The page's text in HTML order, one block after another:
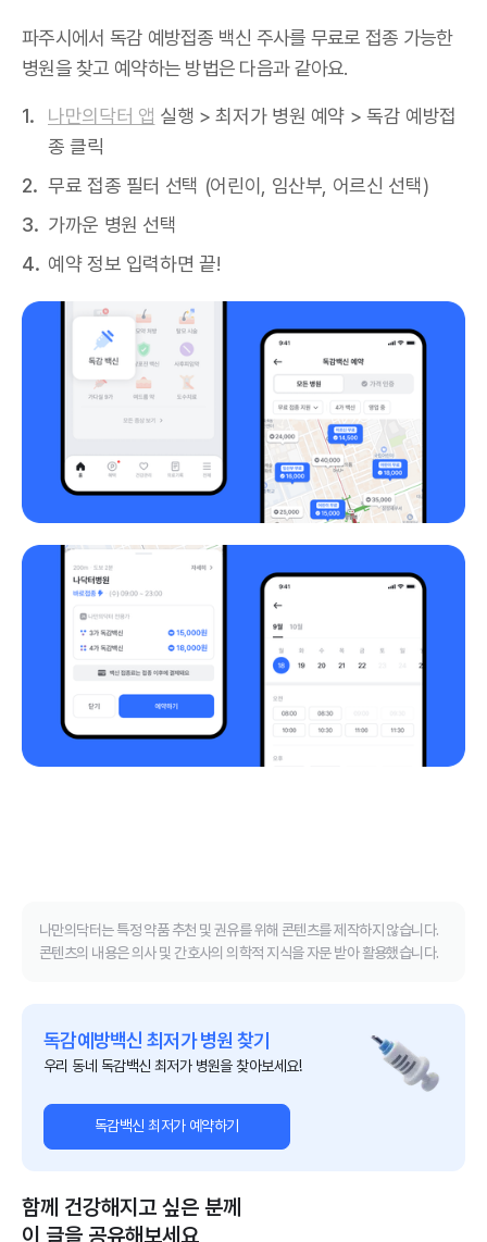
파주시에서 독감 예방접종 백신 주사를 무료로 접종 가능한
병원을 찾고 예약하는 방법은 다음과 같아요.
나만의닥터 앱 실행 > 최저가 병원 예약 > 독감 예방접
종 클릭
무료 접종 필터 선택 (어린이, 임산부, 어르신 선택)
가까운 병원 선택
예약 정보 입력하면 끝!
나만의닥터는 특정 약품 추천 및 권유를 위해 콘텐츠를 제작하지 않습니다.
콘텐츠의 내용은 의사 및 간호사의 의학적 지식을 자문 받아 활용했습니다.
독감예방백신 최저가 병원 찾기
우리 동네 독감백신 최저가 병원을 찾아보세요!
독감백신 최저가 예약하기
함께 건강해지고 싶은 분께
이 글을 공유해보세요